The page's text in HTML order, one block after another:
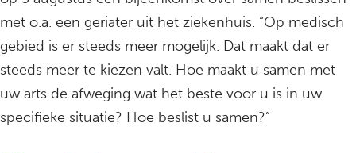
met o.a. een geriater uit het ziekenhuis. “Op medisch
gebied is er steeds meer mogelijk. Dat maakt dat er
steeds meer te kiezen valt. Hoe maakt u samen met
uw arts de afweging wat het beste voor u is in uw
specifieke situatie? Hoe beslist u samen?”